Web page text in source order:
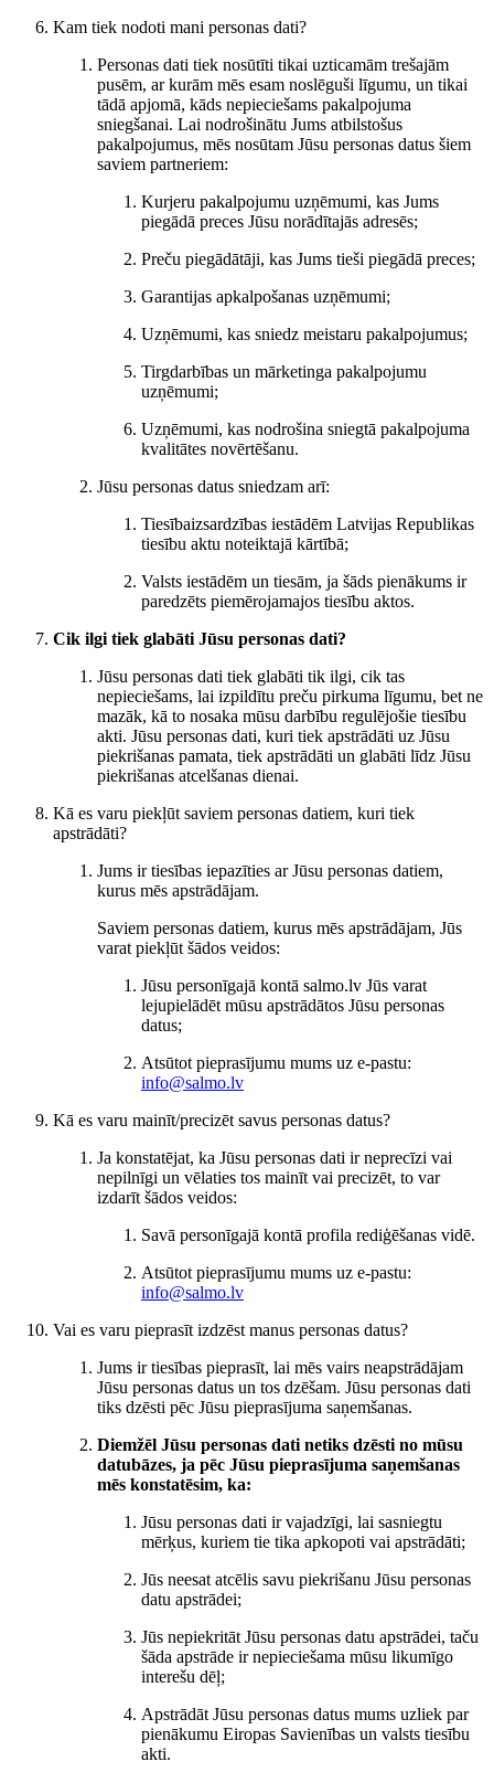
Kam tiek nodoti mani personas dati?
Personas dati tiek nosūtīti tikai uzticamām trešajām
pusēm, ar kurām mēs esam noslēguši līgumu, un tikai
tādā apjomā, kāds nepieciešams pakalpojuma
sniegšanai. Lai nodrošinātu Jums atbilstošus
pakalpojumus, mēs nosūtam Jūsu personas datus šiem
saviem partneriem:
Kurjeru pakalpojumu uzņēmumi, kas Jums
piegādā preces Jūsu norādītajās adresēs;
Preču piegādātāji, kas Jums tieši piegādā preces;
Garantijas apkalpošanas uzņēmumi;
Uzņēmumi, kas sniedz meistaru pakalpojumus;
Tirgdarbības un mārketinga pakalpojumu
uzņēmumi;
Uzņēmumi, kas nodrošina sniegtā pakalpojuma
kvalitātes novērtēšanu.
Jūsu personas datus sniedzam arī:
Tiesībaizsardzības iestādēm Latvijas Republikas
tiesību aktu noteiktajā kārtībā;
Valsts iestādēm un tiesām, ja šāds pienākums ir
paredzēts piemērojamajos tiesību aktos.
Cik ilgi tiek glabāti Jūsu personas dati?
Jūsu personas dati tiek glabāti tik ilgi, cik tas
nepieciešams, lai izpildītu preču pirkuma līgumu, bet ne
mazāk, kā to nosaka mūsu darbību regulējošie tiesību
akti. Jūsu personas dati, kuri tiek apstrādāti uz Jūsu
piekrišanas pamata, tiek apstrādāti un glabāti līdz Jūsu
piekrišanas atcelšanas dienai.
Kā es varu piekļūt saviem personas datiem, kuri tiek
apstrādāti?
Jums ir tiesības iepazīties ar Jūsu personas datiem,
kurus mēs apstrādājam.
Saviem personas datiem, kurus mēs apstrādājam, Jūs
varat piekļūt šādos veidos:
Jūsu personīgajā kontā salmo.lv Jūs varat
lejupielādēt mūsu apstrādātos Jūsu personas
datus;
Atsūtot pieprasījumu mums uz e-pastu:
info@salmo.lv
Kā es varu mainīt/precizēt savus personas datus?
Ja konstatējat, ka Jūsu personas dati ir neprecīzi vai
nepilnīgi un vēlaties tos mainīt vai precizēt, to var
izdarīt šādos veidos:
Savā personīgajā kontā profila rediģēšanas vidē.
Atsūtot pieprasījumu mums uz e-pastu:
info@salmo.lv
Vai es varu pieprasīt izdzēst manus personas datus?
Jums ir tiesības pieprasīt, lai mēs vairs neapstrādājam
Jūsu personas datus un tos dzēšam. Jūsu personas dati
tiks dzēsti pēc Jūsu pieprasījuma saņemšanas.
Diemžēl Jūsu personas dati netiks dzēsti no mūsu
datubāzes, ja pēc Jūsu pieprasījuma saņemšanas
mēs konstatēsim, ka:
Jūsu personas dati ir vajadzīgi, lai sasniegtu
mērķus, kuriem tie tika apkopoti vai apstrādāti;
Jūs neesat atcēlis savu piekrišanu Jūsu personas
datu apstrādei;
Jūs nepiekritāt Jūsu personas datu apstrādei, taču
šāda apstrāde ir nepieciešama mūsu likumīgo
interešu dēļ;
Apstrādāt Jūsu personas datus mums uzliek par
pienākumu Eiropas Savienības un valsts tiesību
akti.